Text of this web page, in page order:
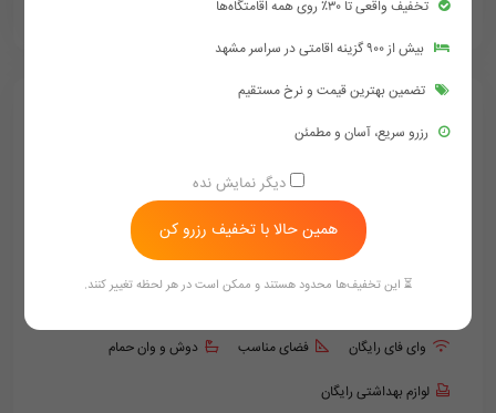
2,000,000
1,800,000 تومان/هر شب
اتاق سه تخته
وای فای رایگان فضای مناسب دوش و وان حمام
لوازم بهداشتی رایگان
تخفیف واقعی تا ۳۰٪ روی همه اقامتگاه‌ها
بیش از ۹۰۰ گزینه اقامتی در سراسر مشهد
تضمین بهترین قیمت و نرخ مستقیم
رزرو سریع، آسان و مطمئن
دیگر نمایش نده
همین حالا با تخفیف رزرو کن
⏳ این تخفیف‌ها محدود هستند و ممکن است در هر لحظه تغییر کنند.